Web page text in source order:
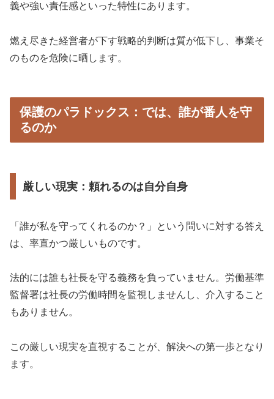
義や強い責任感といった特性にあります。
燃え尽きた経営者が下す戦略的判断は質が低下し、事業そ
のものを危険に晒します。
保護のパラドックス：では、誰が番人を守
るのか
厳しい現実：頼れるのは自分自身
「誰が私を守ってくれるのか？」という問いに対する答え
は、率直かつ厳しいものです。
法的には誰も社長を守る義務を負っていません。労働基準
監督署は社長の労働時間を監視しませんし、介入すること
もありません。
この厳しい現実を直視することが、解決への第一歩となり
ます。